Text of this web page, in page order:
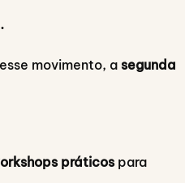
movimento, a segunda
práticos para